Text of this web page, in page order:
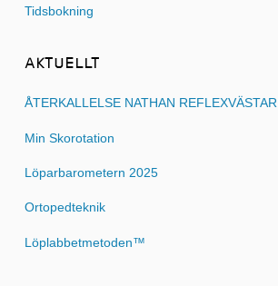
Tidsbokning
AKTUELLT
ÅTERKALLELSE NATHAN REFLEXVÄSTAR
Min Skorotation
Löparbarometern 2025
Ortopedteknik
Löplabbetmetoden™